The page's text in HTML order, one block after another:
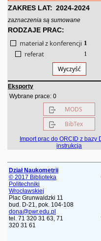
ZAKRES LAT: 2024-2024
zaznaczenia są sumowane
RODZAJE PRAC:
materiał z konferencji 1
referat 1
Wyczyść
Eksporty
Wybrane prace: 0
MODS
BibTex
Import prac do ORCID z bazy
instrukcja
Dział Naukometrii
© 2017 Biblioteka
Politechniki
Wrocławskiej
Plac Grunwaldzki 11
bud. D-21, pok. 104-108
dona@pwr.edu.pl
tel. 71 320 31 63, 71
320 31 61